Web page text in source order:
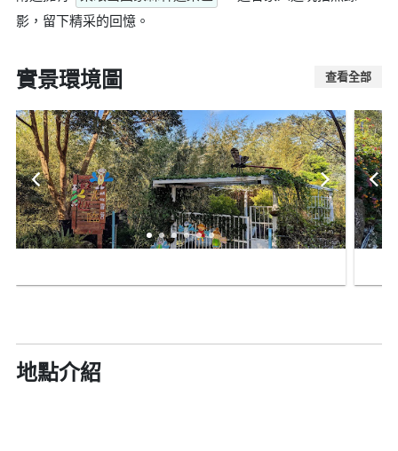
影，留下精采的回憶。
實景環境圖 查看全部
地點介紹